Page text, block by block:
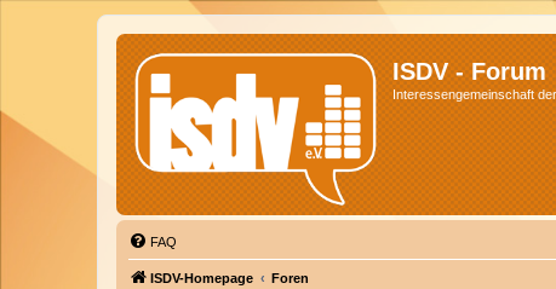
ISDV - Forum
Interessengemeinschaft
FAQ
ISDV-Homepage Foren